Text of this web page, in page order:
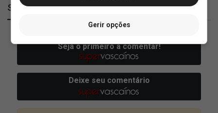
SuperVasco
Gerir opções